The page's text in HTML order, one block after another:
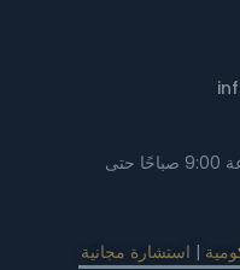
من الاثنين إلى الجمعة: من الساعة 9:00 صباحًا حتى
| استشارة مجانية